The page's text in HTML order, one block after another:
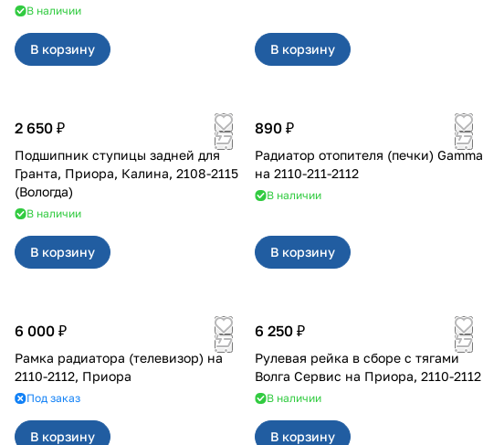
В наличии
В корзину В корзину
2 650 ₽
Подшипник ступицы задней для
Гранта, Приора, Калина, 2108-2115
(Вологда)
В наличии
В корзину
890 ₽
Радиатор отопителя (печки) Gamma
на 2110-211-2112
В наличии
В корзину
6 000 ₽
Рамка радиатора (телевизор) на
2110-2112, Приора
Под заказ
В корзину
6 250 ₽
Рулевая рейка в сборе с тягами
Волга Сервис на Приора, 2110-2112
В наличии
В корзину